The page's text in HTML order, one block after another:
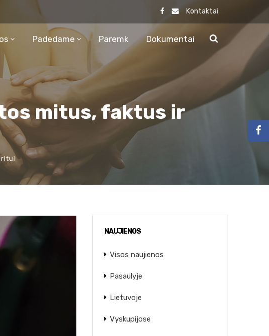
Kontaktai
Padedame Paremk Dokumentai
mitus, faktus ir
NAUJIENOS
Visos naujienos
Pasaulyje
Lietuvoje
Vyskupijose